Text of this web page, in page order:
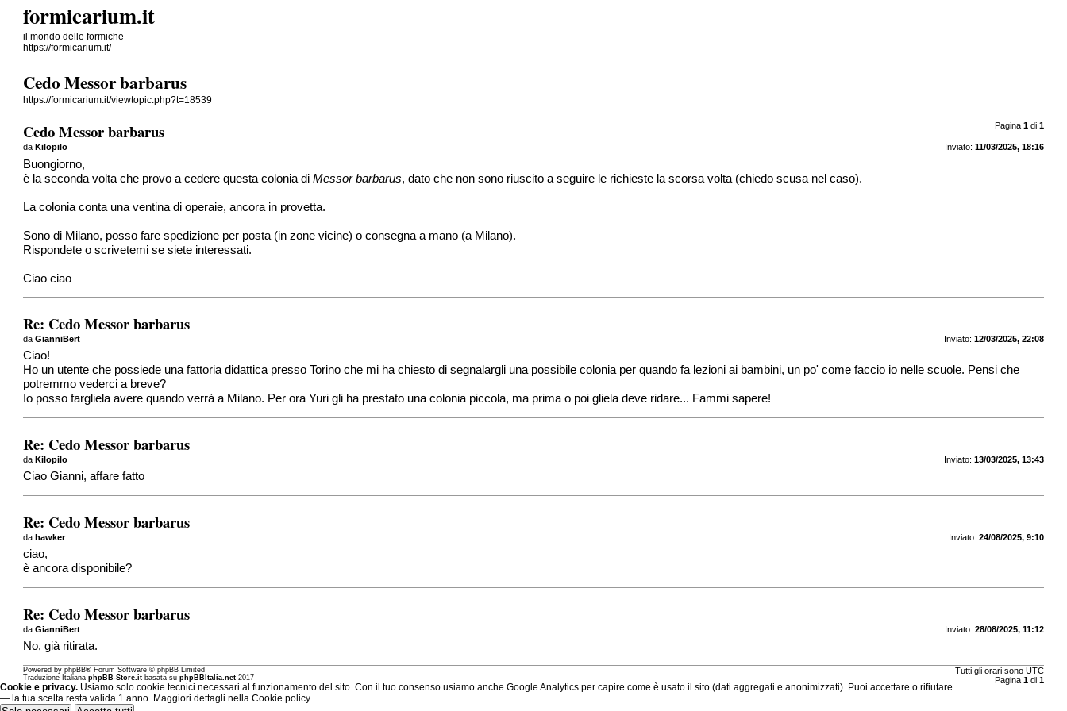
formicarium.it
il mondo delle formiche
https://formicarium.it/
Cedo Messor barbarus
https://formicarium.it/viewtopic.php?t=18539
Pagina 1di 1
Cedo Messor barbarus
Inviato: 11/03/2025, 18:16
daKilopilo
Buongiorno,
è la seconda volta che provo a cedere questa colonia diMessor barbarus, dato che non sono riuscito a seguire le richieste la scorsa volta (chiedo scusa nel caso).
La colonia conta una ventina di operaie, ancora in provetta.
Sono di Milano, posso fare spedizione per posta (in zone vicine) o consegna a mano (a Milano).
Rispondete o scrivetemi se siete interessati.
Ciao ciao
Re: Cedo Messor barbarus
Inviato: 12/03/2025, 22:08
daGianniBert
Ciao!
Ho un utente che possiede una fattoria didattica presso Torino che mi ha chiesto di segnalargli una possibile colonia per quando fa lezioni ai bambini, un po' come faccio io nelle scuole. Pensi che
potremmo vederci a breve?
Io posso fargliela avere quando verrà a Milano. Per ora Yuri gli ha prestato una colonia piccola, ma prima o poi gliela deve ridare... Fammi sapere!
Re: Cedo Messor barbarus
Inviato: 13/03/2025, 13:43
daKilopilo
Ciao Gianni, affare fatto
Re: Cedo Messor barbarus
Inviato: 24/08/2025, 9:10
dahawker
ciao,
è ancora disponibile?
Re: Cedo Messor barbarus
Inviato: 28/08/2025, 11:12
daGianniBert
No, già ritirata.
Tutti gli orari sono UTC
Pagina 1di 1
Powered byphpBB® Forum Software © phpBB Limited
Traduzione ItalianaphpBB-Store.it basata suphpBBItalia.net 2017
Cookie e privacy. Usiamo solo cookie tecnici necessari al funzionamento del sito. Con il tuo consenso usiamo anche Google Analytics per capire come è usato il sito (dati aggregati e anonimizzati). Puoi accettare o rifiutare
— la tua scelta resta valida 1 anno. Maggiori dettagli nella Cookie policy.